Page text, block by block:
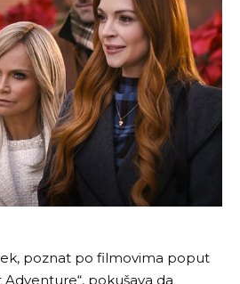
poznat po filmovima poput
Adventure“, pokušava da